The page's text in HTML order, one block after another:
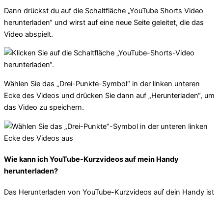
Dann drückst du auf die Schaltfläche „YouTube Shorts Video
herunterladen“ und wirst auf eine neue Seite geleitet, die das
Video abspielt.
Wählen Sie das „Drei-Punkte-Symbol“ in der linken unteren
Ecke des Videos und drücken Sie dann auf „Herunterladen“, um
das Video zu speichern.
Wie kann ich YouTube-Kurzvideos auf mein Handy
herunterladen?
Das Herunterladen von YouTube-Kurzvideos auf dein Handy ist